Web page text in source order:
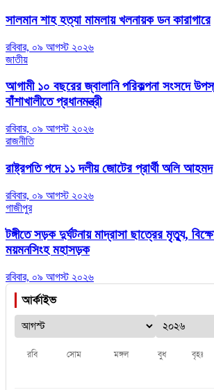
সালমান শাহ হত্যা মামলায় খলনায়ক ডন কারাগারে
রবিবার, ০৯ আগস্ট ২০২৬
জাতীয়
আগামী ১০ বছরের জ্বালানি পরিকল্পনা সংসদে
বাঁশাখালীতে প্রধানমন্ত্রী
রবিবার, ০৯ আগস্ট ২০২৬
রাজনীতি
রাষ্ট্রপতি পদে ১১ দলীয় জোটের প্রার্থী অলি আহমদ
রবিবার, ০৯ আগস্ট ২০২৬
গাজীপুর
টঙ্গীতে সড়ক দুর্ঘটনায় মাদ্রাসা ছাত্রের মৃত্যু,
ময়মনসিংহ মহাসড়ক
রবিবার, ০৯ আগস্ট ২০২৬
আর্কাইভ
রবি সোম মঙ্গল বুধ বৃহঃ